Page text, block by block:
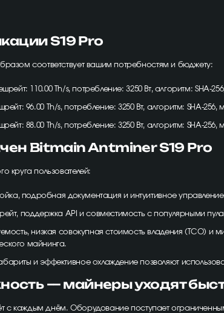
S19 Pro
соответствует вашим потребностям и бюджету:
110.00 Th/s, потребление: 3250 Вт, алгоритм: SHA-
96.00 Th/s, потребление: 3250 Вт, алгоритм: SHA-
88.00 Th/s, потребление: 3250 Вт, алгоритм: SHA-
Bitmain Antminer S19 Pro
круга пользователей:
подробная документация и интуитивное
поддержка API и совместимость с популярными
низкая совокупная стоимость владения (TCO) и
майнинга.
и эффективное охлаждение позволяют
— майнеры уходят
с каждым днём. Оборудование поступает